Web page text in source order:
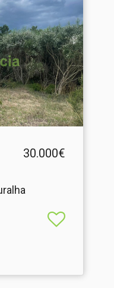
30.000€